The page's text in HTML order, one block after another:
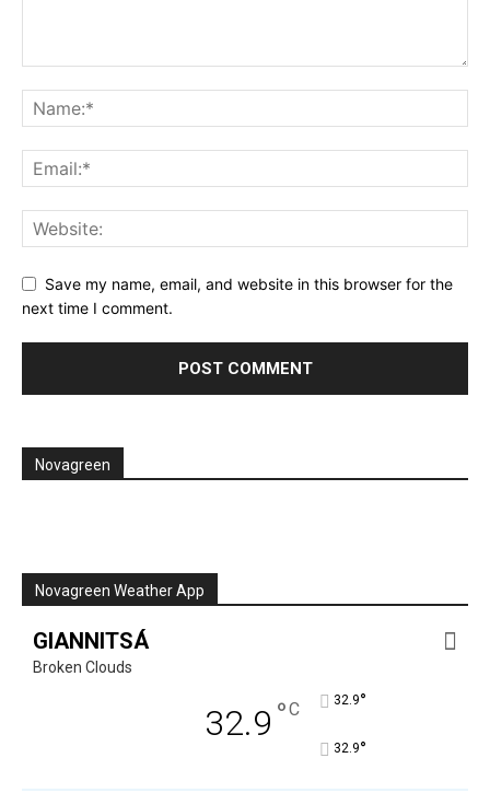
Save my name, email, and website in this browser for the
next time I comment.
Novagreen
Novagreen Weather App
GIANNITSÁ
Broken Clouds
32.9 °C 32.9°
32.9°